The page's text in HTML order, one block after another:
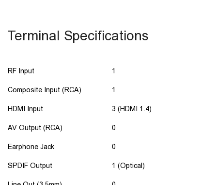
Terminal Specifications
RF Input 1
Composite Input (RCA) 1
HDMI Input 3 (HDMI 1.4)
AV Output (RCA) 0
Earphone Jack 0
SPDIF Output 1 (Optical)